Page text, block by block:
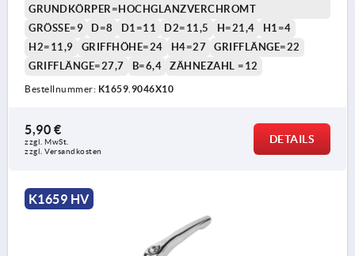
GRUNDKÖRPER=HOCHGLANZVERCHROMT
GRÖSSE=9
D=8 D1=11 D2=11,5 H=21,4
H1=4
H2=11,9
GRIFFHÖHE=24 H4=27
GRIFFLÄNGE=22
GRIFFLÄNGE=27,7
B=6,4 ZÄHNEZAHL =12
Bestellnummer: K1659.9046X10
5,90 €
zzgl. MwSt.
zzgl. Versandkosten
DETAILS
K1659 HV